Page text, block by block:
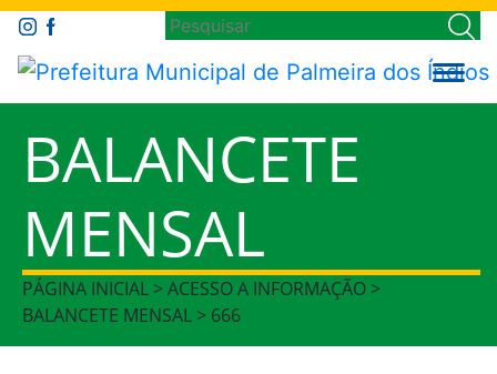
BALANCETE
MENSAL
PÁGINA INICIAL > ACESSO A INFORMAÇÃO >
BALANCETE MENSAL > 666